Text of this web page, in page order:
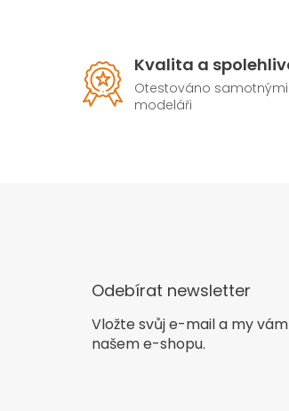
Kvalita a
Otestováno samotnými
modeláři
Odebírat newsletter
Vložte svůj e-mail a my
našem e-shopu.